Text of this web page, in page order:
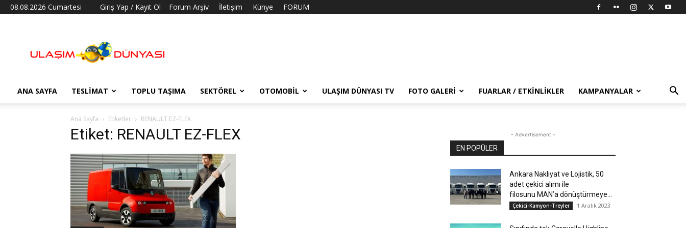
08.08.2026 Cumartesi Giriş Yap / Kayıt Ol Forum Arşiv İletişim Künye FORUM
Dünyası
ANA SAYFA TESLIMAT TOPLU TAŞIMA SEKTÖREL OTOMOBIL ULAŞIM DÜNYASI TV FOTO GALERI FUARLAR / ETKINLIKLER KAMPANYALAR
Ana Sayfa Etiketler RENAULT EZ-FLEX
Etiket: RENAULT EZ-FLEX - Advertisement -
EN POPÜLER
Ankara Nakliyat ve Lojistik, 50
adet çekici alımı ile
filosunu MAN’a dönüştürmeye...
Çekici-Kamyon-Treyler 1 Aralık 2023